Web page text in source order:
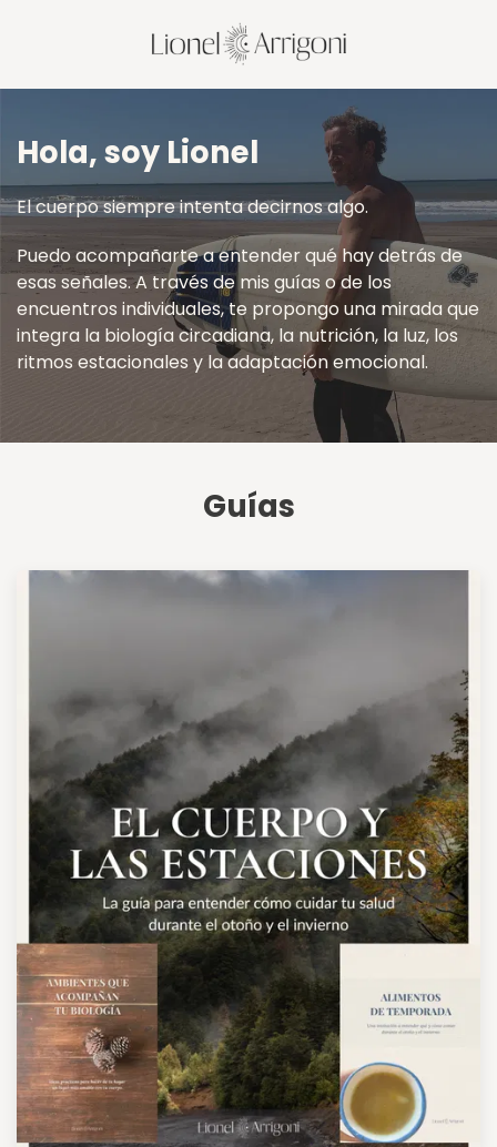
Hola, soy Lionel
El cuerpo siempre intenta decirnos algo.
Puedo acompañarte a entender qué hay detrás de
esas señales. A través de mis guías o de los
encuentros individuales, te propongo una mirada que
integra la biología circadiana, la nutrición, la luz, los
ritmos estacionales y la adaptación emocional.
Guías